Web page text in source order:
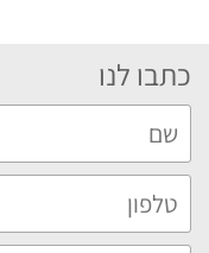
כתבו לנו